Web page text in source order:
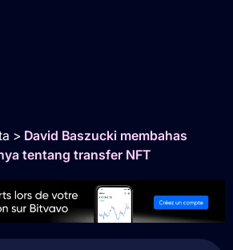
> David Baszucki membahas
tentang transfer NFT